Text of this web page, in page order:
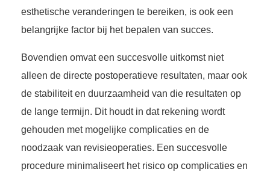
esthetische veranderingen te bereiken, is ook een
belangrijke factor bij het bepalen van succes.
Bovendien omvat een succesvolle uitkomst niet
alleen de directe postoperatieve resultaten, maar ook
de stabiliteit en duurzaamheid van die resultaten op
de lange termijn. Dit houdt in dat rekening wordt
gehouden met mogelijke complicaties en de
noodzaak van revisieoperaties. Een succesvolle
procedure minimaliseert het risico op complicaties en